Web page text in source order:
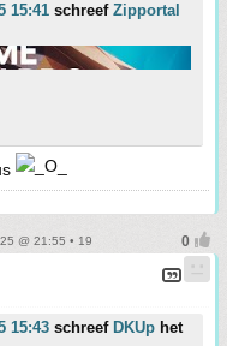
15:41 schreef Zipportal
@ 21:55 • 19
15:43 schreef DKUp het